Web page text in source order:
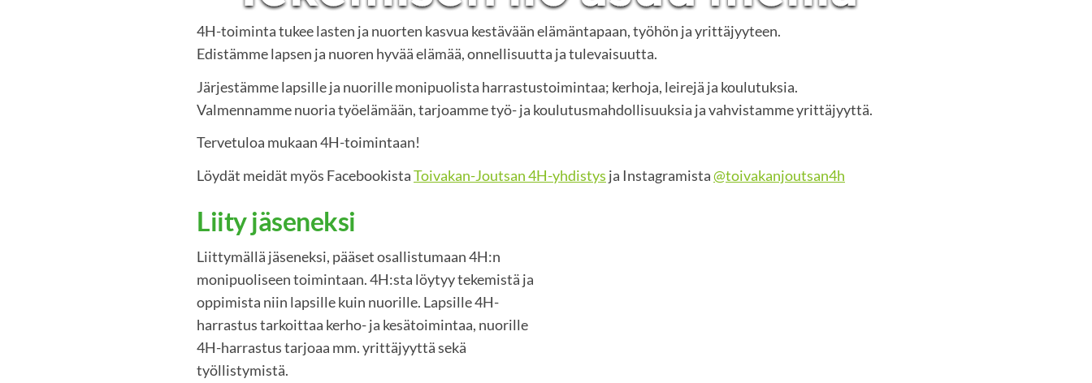
4H-toiminta tukee lasten ja nuorten kasvua kestävään elämäntapaan, työhön ja yrittäjyyteen.
Edistämme lapsen ja nuoren hyvää elämää, onnellisuutta ja tulevaisuutta.
Järjestämme lapsille ja nuorille monipuolista harrastustoimintaa; kerhoja, leirejä ja koulutuksia.
Valmennamme nuoria työelämään, tarjoamme työ- ja koulutusmahdollisuuksia ja vahvistamme yrittäjyyttä.
Tervetuloa mukaan 4H-toimintaan!
Löydät meidät myös FacebookistaToivakan-Joutsan 4H-yhdistys ja Instagramista@toivakanjoutsan4h
Liity jäseneksi
Liittymällä jäseneksi, pääset osallistumaan 4H:n
monipuoliseen toimintaan. 4H:sta löytyy tekemistä ja
oppimista niin lapsille kuin nuorille. Lapsille 4H-
harrastus tarkoittaa kerho- ja kesätoimintaa, nuorille
4H-harrastus tarjoaa mm. yrittäjyyttä sekä
työllistymistä.